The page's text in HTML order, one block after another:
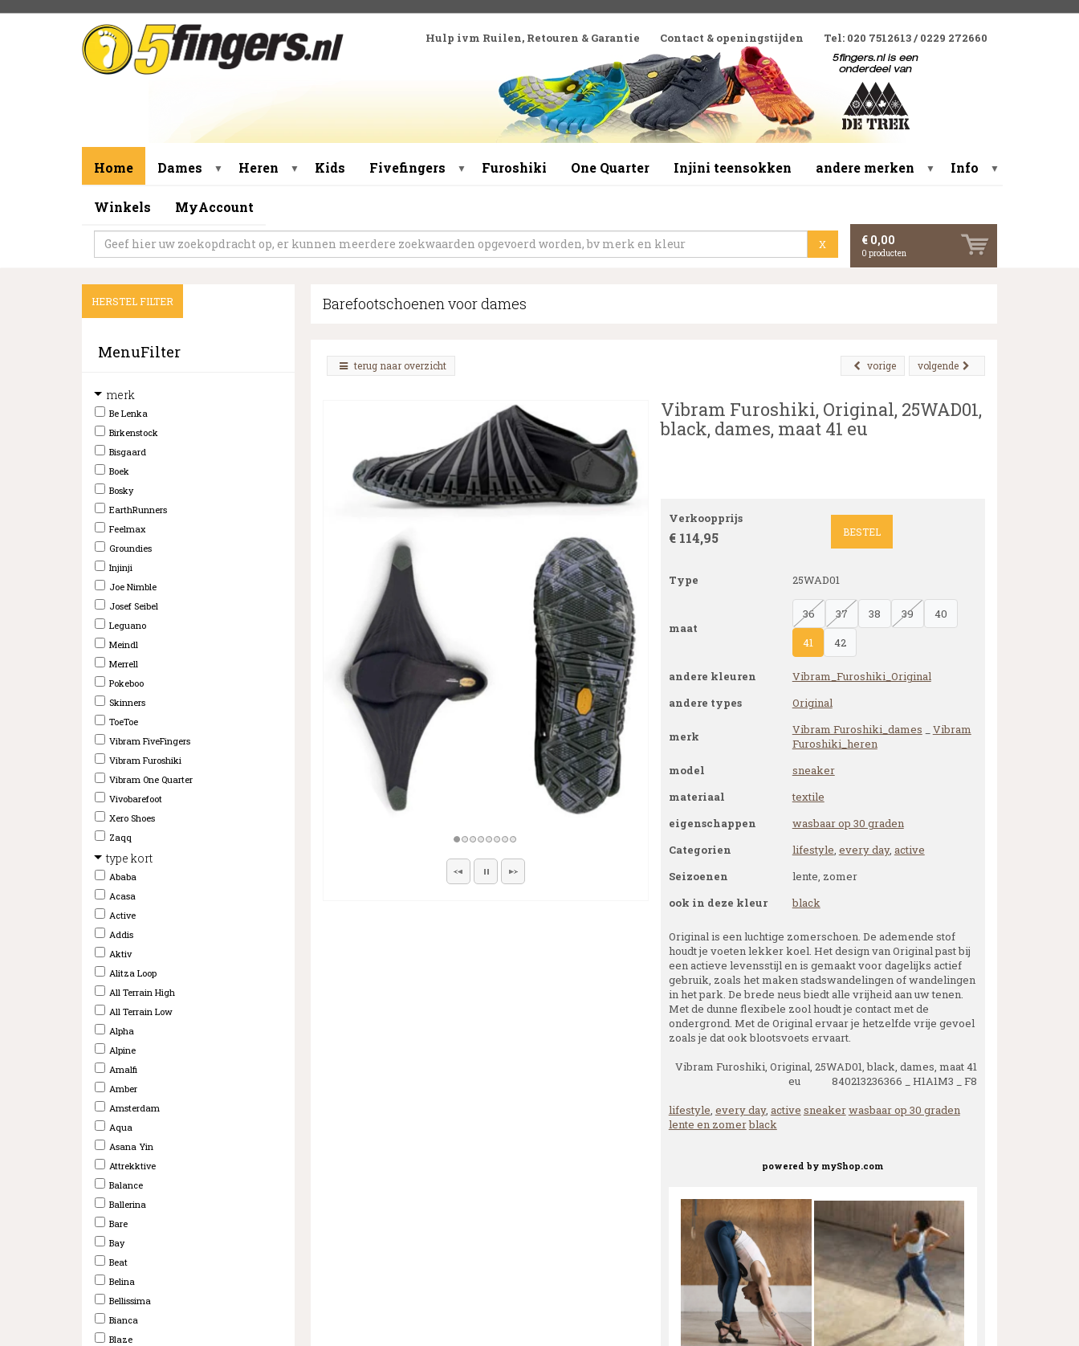
Hulp ivm Ruilen, Retouren & Garantie Contact & openingstijden Tel: 020 7512613 / 0229 272660
Home Dames ▼ Heren ▼ Kids Fivefingers ▼ Furoshiki One Quarter Injini teensokken andere merken ▼ Info ▼
Winkels MyAccount
X € 0,00
0 producten
HERSTEL FILTER
MenuFilter
merk
Be Lenka
Birkenstock
Bisgaard
Boek
Bosky
EarthRunners
Feelmax
Groundies
Injinji
Joe Nimble
Josef Seibel
Leguano
Meindl
Merrell
Pokeboo
Skinners
ToeToe
Vibram FiveFingers
Vibram Furoshiki
Vibram One Quarter
Vivobarefoot
Xero Shoes
Zaqq
type kort
Ababa
Acasa
Active
Addis
Aktiv
Alitza Loop
All Terrain High
All Terrain Low
Alpha
Alpine
Amalfi
Amber
Amsterdam
Aqua
Asana Yin
Attrekktive
Balance
Ballerina
Bare
Bay
Beat
Belina
Bellissima
Bianca
Blaze
Barefootschoenen voor dames
terug naar overzicht volgende
vorige
Vibram Furoshiki, Original, 25WAD01,
black, dames, maat 41 eu
Verkoopprijs
€ 114,95 BESTEL
Type 25WAD01
maat
36 37 38 39
40
41
42
andere kleuren
Vibram_Furoshiki_Original
andere types
Original
merk Vibram Furoshiki_dames
Vibram
Furoshiki_heren
model
sneaker
materiaal
textile
eigenschappen
wasbaar op 30 graden
Categorien
lifestyle, every day, active
Seizoenen
lente, zomer
ook in deze kleur
black
Original is een luchtige zomerschoen. De ademende stof
houdt je voeten lekker koel. Het design van Original past bij
een actieve levensstijl en is gemaakt voor dagelijks actief
gebruik, zoals het maken stadswandelingen of wandelingen
in het park. De brede neus biedt alle vrijheid aan uw tenen.
Met de dunne flexibele zool houdt je contact met de
ondergrond. Met de Original ervaar je hetzelfde vrije gevoel
zoals je dat ook blootsvoets ervaart.
Vibram Furoshiki, Original, 25WAD01, black, dames, maat 41
eu 840213236366 _ H1A1M3 _ F8
lifestyle, every day, active sneakerwasbaar op 30 graden
lente en zomerblack
powered by myShop.com